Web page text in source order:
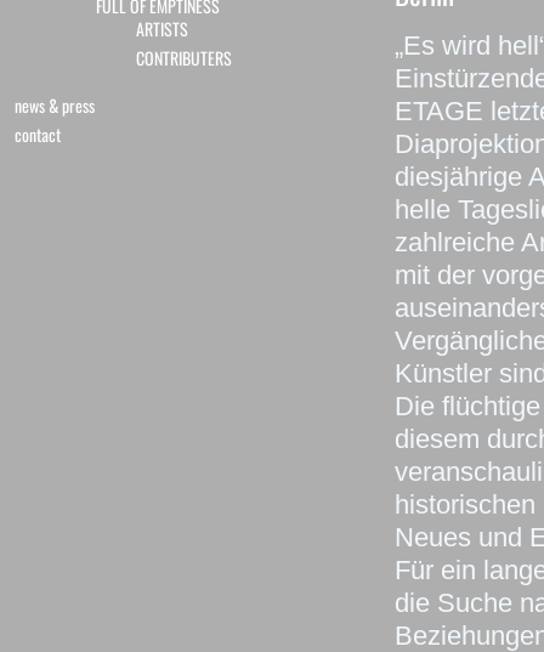
FULL OF EMPTINESS
ARTISTS
CONTRIBUTERS
news & press
contact
„Es wird
ETAGE
diesjährige
helle
zahlreiche
mit der
Künstler
Die
diesem
Neues und
Für ein
die Suche